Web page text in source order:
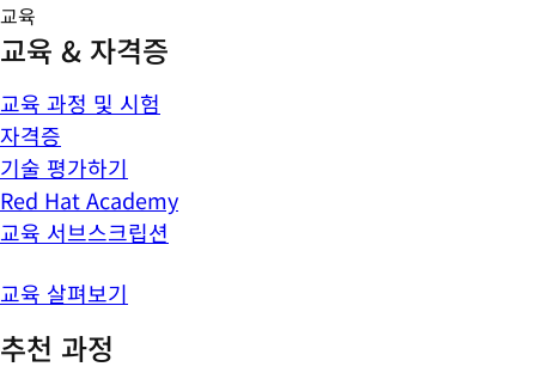
교육
교육 & 자격증
교육 과정 및 시험
자격증
기술 평가하기
Red Hat Academy
교육 서브스크립션
교육 살펴보기
추천 과정